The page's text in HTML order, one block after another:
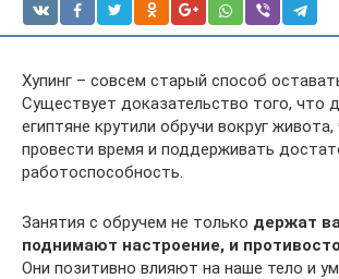
Хупинг – совсем старый способ
Существует доказательство того, что
египтяне крутили обручи вокруг
провести время и поддерживать
работоспособность.
Занятия с обручем не только держат
поднимают настроение, и
Они позитивно влияют на наше тело и